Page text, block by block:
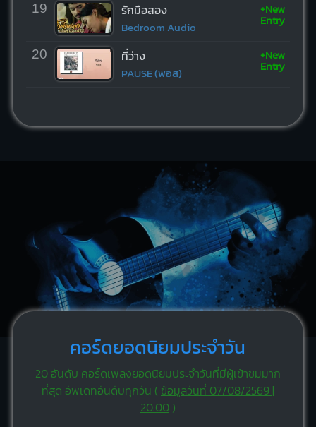
19 รักมือสอง
Bedroom Audio
+New
Entry
20 ที่ว่าง
PAUSE (พอส)
+New
Entry
คอร์ดยอดนิยมประจำวัน
20 อันดับ คอร์ดเพลงยอดนิยมประจำวันที่มีผู้เข้าชมมาก
ที่สุด อัพเดทอันดับทุกวัน ( ข้อมูลวันที่ 07/08/2569 |
20:00)